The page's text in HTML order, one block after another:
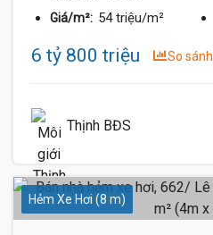
Giá/m²: 54 triệu/m²
6 tỷ 800 triệu So sánh
Thịnh BĐS
Hẻm Xe Hơi (8 m)